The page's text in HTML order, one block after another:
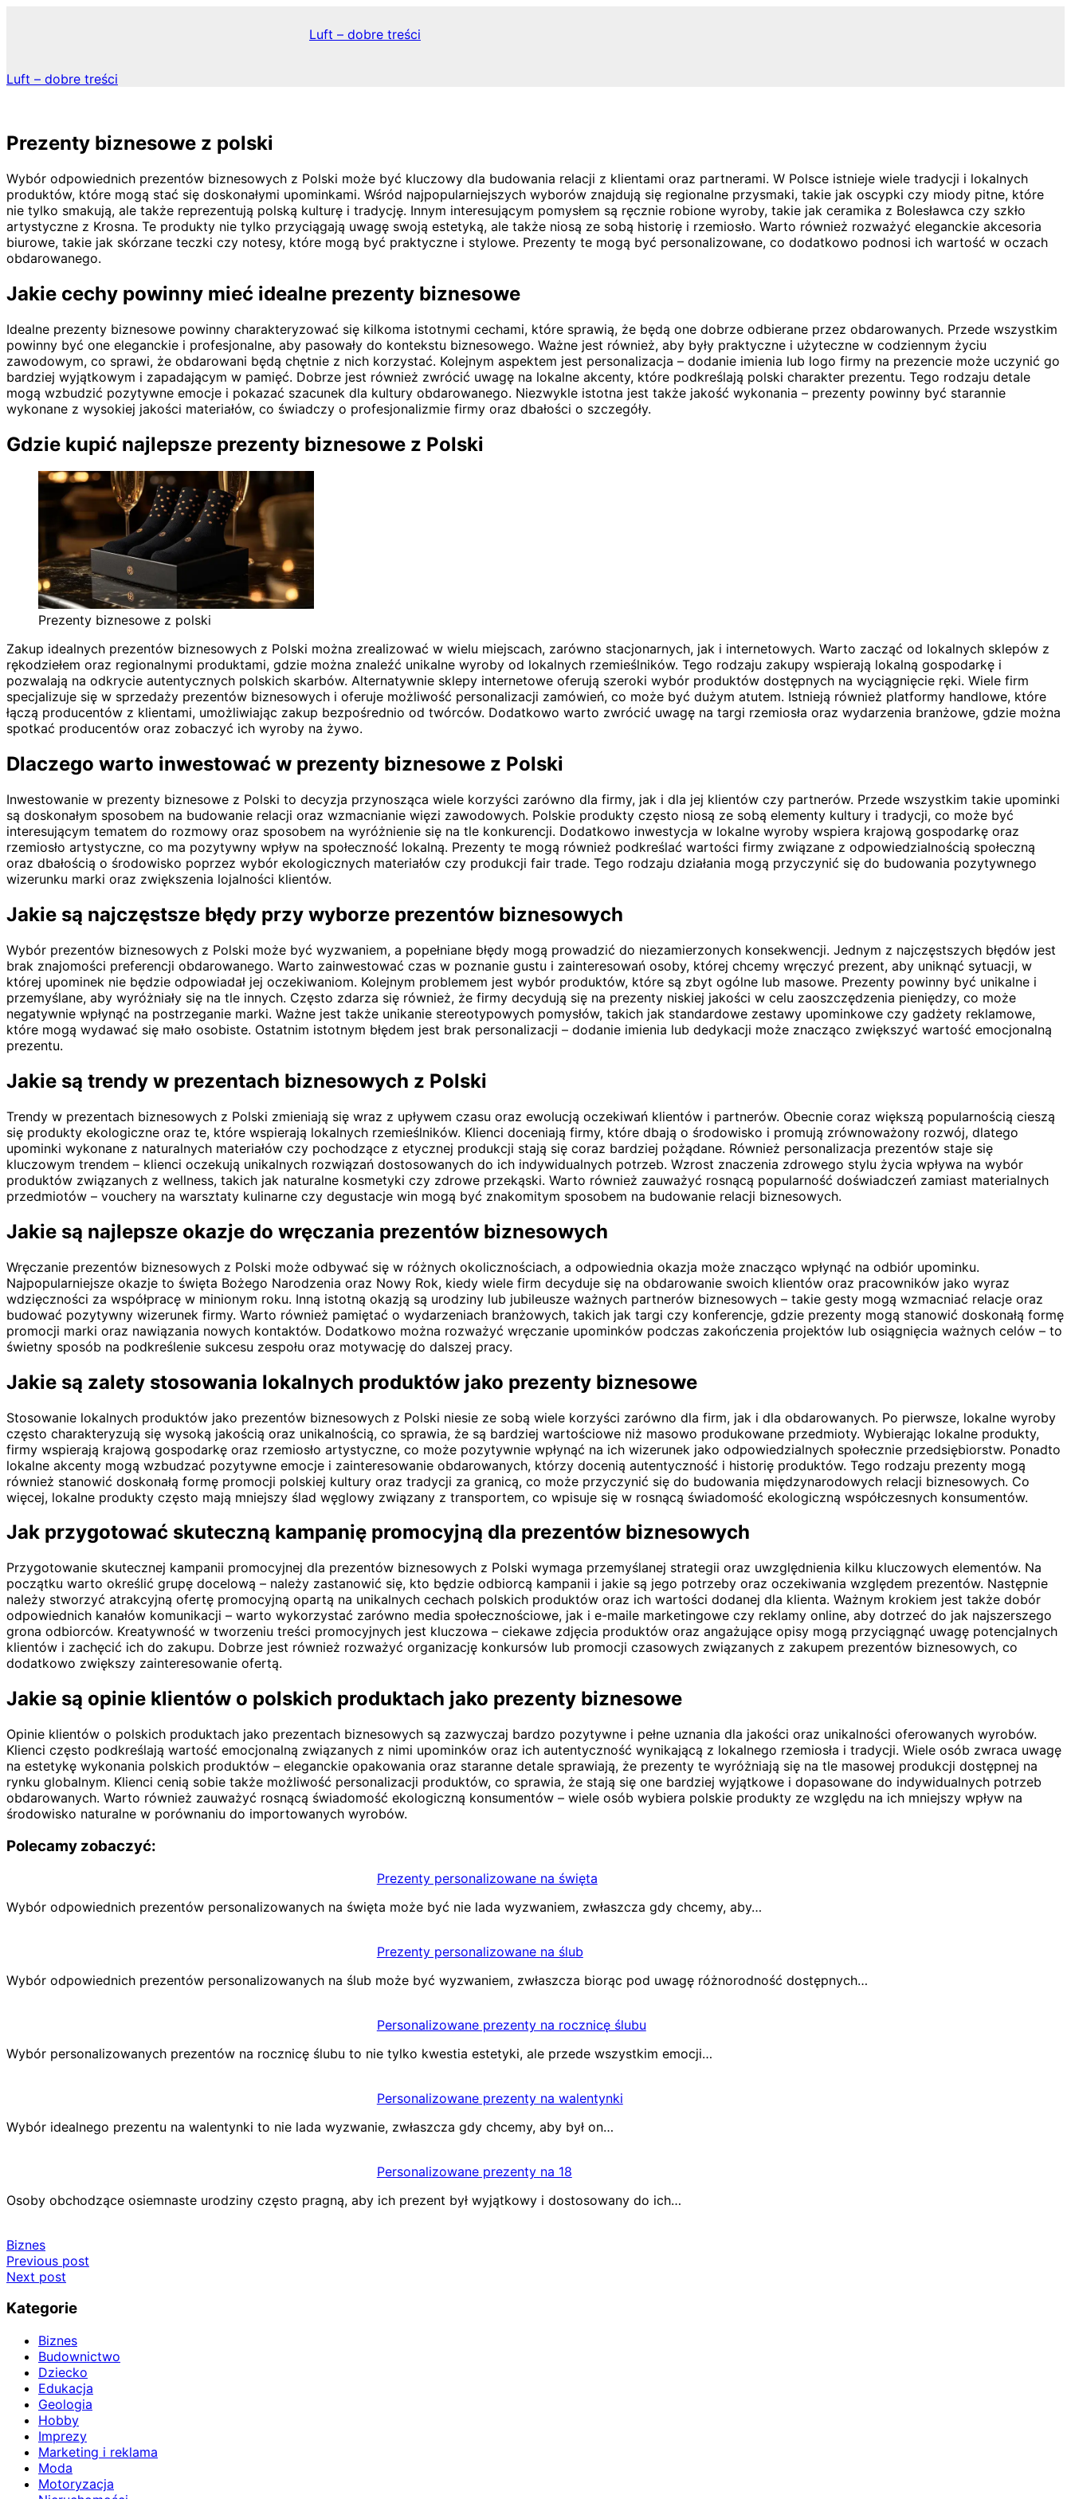
Luft – dobre treści
Luft – dobre treści
Prezenty biznesowe z polski
Wybór odpowiednich prezentów biznesowych z Polski może być kluczowy dla budowania relacji z klientami oraz partnerami. W Polsce istnieje wiele tradycji i lokalnych
produktów, które mogą stać się doskonałymi upominkami. Wśród najpopularniejszych wyborów znajdują się regionalne przysmaki, takie jak oscypki czy miody pitne, które
nie tylko smakują, ale także reprezentują polską kulturę i tradycję. Innym interesującym pomysłem są ręcznie robione wyroby, takie jak ceramika z Bolesławca czy szkło
artystyczne z Krosna. Te produkty nie tylko przyciągają uwagę swoją estetyką, ale także niosą ze sobą historię i rzemiosło. Warto również rozważyć eleganckie akcesoria
biurowe, takie jak skórzane teczki czy notesy, które mogą być praktyczne i stylowe. Prezenty te mogą być personalizowane, co dodatkowo podnosi ich wartość w oczach
obdarowanego.
Jakie cechy powinny mieć idealne prezenty biznesowe
Idealne prezenty biznesowe powinny charakteryzować się kilkoma istotnymi cechami, które sprawią, że będą one dobrze odbierane przez obdarowanych. Przede wszystkim
powinny być one eleganckie i profesjonalne, aby pasowały do kontekstu biznesowego. Ważne jest również, aby były praktyczne i użyteczne w codziennym życiu
zawodowym, co sprawi, że obdarowani będą chętnie z nich korzystać. Kolejnym aspektem jest personalizacja – dodanie imienia lub logo firmy na prezencie może uczynić go
bardziej wyjątkowym i zapadającym w pamięć. Dobrze jest również zwrócić uwagę na lokalne akcenty, które podkreślają polski charakter prezentu. Tego rodzaju detale
mogą wzbudzić pozytywne emocje i pokazać szacunek dla kultury obdarowanego. Niezwykle istotna jest także jakość wykonania – prezenty powinny być starannie
wykonane z wysokiej jakości materiałów, co świadczy o profesjonalizmie firmy oraz dbałości o szczegóły.
Gdzie kupić najlepsze prezenty biznesowe z Polski
Prezenty biznesowe z polski
Zakup idealnych prezentów biznesowych z Polski można zrealizować w wielu miejscach, zarówno stacjonarnych, jak i internetowych. Warto zacząć od lokalnych sklepów z
rękodziełem oraz regionalnymi produktami, gdzie można znaleźć unikalne wyroby od lokalnych rzemieślników. Tego rodzaju zakupy wspierają lokalną gospodarkę i
pozwalają na odkrycie autentycznych polskich skarbów. Alternatywnie sklepy internetowe oferują szeroki wybór produktów dostępnych na wyciągnięcie ręki. Wiele firm
specjalizuje się w sprzedaży prezentów biznesowych i oferuje możliwość personalizacji zamówień, co może być dużym atutem. Istnieją również platformy handlowe, które
łączą producentów z klientami, umożliwiając zakup bezpośrednio od twórców. Dodatkowo warto zwrócić uwagę na targi rzemiosła oraz wydarzenia branżowe, gdzie można
spotkać producentów oraz zobaczyć ich wyroby na żywo.
Dlaczego warto inwestować w prezenty biznesowe z Polski
Inwestowanie w prezenty biznesowe z Polski to decyzja przynosząca wiele korzyści zarówno dla firmy, jak i dla jej klientów czy partnerów. Przede wszystkim takie upominki
są doskonałym sposobem na budowanie relacji oraz wzmacnianie więzi zawodowych. Polskie produkty często niosą ze sobą elementy kultury i tradycji, co może być
interesującym tematem do rozmowy oraz sposobem na wyróżnienie się na tle konkurencji. Dodatkowo inwestycja w lokalne wyroby wspiera krajową gospodarkę oraz
rzemiosło artystyczne, co ma pozytywny wpływ na społeczność lokalną. Prezenty te mogą również podkreślać wartości firmy związane z odpowiedzialnością społeczną
oraz dbałością o środowisko poprzez wybór ekologicznych materiałów czy produkcji fair trade. Tego rodzaju działania mogą przyczynić się do budowania pozytywnego
wizerunku marki oraz zwiększenia lojalności klientów.
Jakie są najczęstsze błędy przy wyborze prezentów biznesowych
Wybór prezentów biznesowych z Polski może być wyzwaniem, a popełniane błędy mogą prowadzić do niezamierzonych konsekwencji. Jednym z najczęstszych błędów jest
brak znajomości preferencji obdarowanego. Warto zainwestować czas w poznanie gustu i zainteresowań osoby, której chcemy wręczyć prezent, aby uniknąć sytuacji, w
której upominek nie będzie odpowiadał jej oczekiwaniom. Kolejnym problemem jest wybór produktów, które są zbyt ogólne lub masowe. Prezenty powinny być unikalne i
przemyślane, aby wyróżniały się na tle innych. Często zdarza się również, że firmy decydują się na prezenty niskiej jakości w celu zaoszczędzenia pieniędzy, co może
negatywnie wpłynąć na postrzeganie marki. Ważne jest także unikanie stereotypowych pomysłów, takich jak standardowe zestawy upominkowe czy gadżety reklamowe,
które mogą wydawać się mało osobiste. Ostatnim istotnym błędem jest brak personalizacji – dodanie imienia lub dedykacji może znacząco zwiększyć wartość emocjonalną
prezentu.
Jakie są trendy w prezentach biznesowych z Polski
Trendy w prezentach biznesowych z Polski zmieniają się wraz z upływem czasu oraz ewolucją oczekiwań klientów i partnerów. Obecnie coraz większą popularnością cieszą
się produkty ekologiczne oraz te, które wspierają lokalnych rzemieślników. Klienci doceniają firmy, które dbają o środowisko i promują zrównoważony rozwój, dlatego
upominki wykonane z naturalnych materiałów czy pochodzące z etycznej produkcji stają się coraz bardziej pożądane. Również personalizacja prezentów staje się
kluczowym trendem – klienci oczekują unikalnych rozwiązań dostosowanych do ich indywidualnych potrzeb. Wzrost znaczenia zdrowego stylu życia wpływa na wybór
produktów związanych z wellness, takich jak naturalne kosmetyki czy zdrowe przekąski. Warto również zauważyć rosnącą popularność doświadczeń zamiast materialnych
przedmiotów – vouchery na warsztaty kulinarne czy degustacje win mogą być znakomitym sposobem na budowanie relacji biznesowych.
Jakie są najlepsze okazje do wręczania prezentów biznesowych
Wręczanie prezentów biznesowych z Polski może odbywać się w różnych okolicznościach, a odpowiednia okazja może znacząco wpłynąć na odbiór upominku.
Najpopularniejsze okazje to święta Bożego Narodzenia oraz Nowy Rok, kiedy wiele firm decyduje się na obdarowanie swoich klientów oraz pracowników jako wyraz
wdzięczności za współpracę w minionym roku. Inną istotną okazją są urodziny lub jubileusze ważnych partnerów biznesowych – takie gesty mogą wzmacniać relacje oraz
budować pozytywny wizerunek firmy. Warto również pamiętać o wydarzeniach branżowych, takich jak targi czy konferencje, gdzie prezenty mogą stanowić doskonałą formę
promocji marki oraz nawiązania nowych kontaktów. Dodatkowo można rozważyć wręczanie upominków podczas zakończenia projektów lub osiągnięcia ważnych celów – to
świetny sposób na podkreślenie sukcesu zespołu oraz motywację do dalszej pracy.
Jakie są zalety stosowania lokalnych produktów jako prezenty biznesowe
Stosowanie lokalnych produktów jako prezentów biznesowych z Polski niesie ze sobą wiele korzyści zarówno dla firm, jak i dla obdarowanych. Po pierwsze, lokalne wyroby
często charakteryzują się wysoką jakością oraz unikalnością, co sprawia, że są bardziej wartościowe niż masowo produkowane przedmioty. Wybierając lokalne produkty,
firmy wspierają krajową gospodarkę oraz rzemiosło artystyczne, co może pozytywnie wpłynąć na ich wizerunek jako odpowiedzialnych społecznie przedsiębiorstw. Ponadto
lokalne akcenty mogą wzbudzać pozytywne emocje i zainteresowanie obdarowanych, którzy docenią autentyczność i historię produktów. Tego rodzaju prezenty mogą
również stanowić doskonałą formę promocji polskiej kultury oraz tradycji za granicą, co może przyczynić się do budowania międzynarodowych relacji biznesowych. Co
więcej, lokalne produkty często mają mniejszy ślad węglowy związany z transportem, co wpisuje się w rosnącą świadomość ekologiczną współczesnych konsumentów.
Jak przygotować skuteczną kampanię promocyjną dla prezentów biznesowych
Przygotowanie skutecznej kampanii promocyjnej dla prezentów biznesowych z Polski wymaga przemyślanej strategii oraz uwzględnienia kilku kluczowych elementów. Na
początku warto określić grupę docelową – należy zastanowić się, kto będzie odbiorcą kampanii i jakie są jego potrzeby oraz oczekiwania względem prezentów. Następnie
należy stworzyć atrakcyjną ofertę promocyjną opartą na unikalnych cechach polskich produktów oraz ich wartości dodanej dla klienta. Ważnym krokiem jest także dobór
odpowiednich kanałów komunikacji – warto wykorzystać zarówno media społecznościowe, jak i e-maile marketingowe czy reklamy online, aby dotrzeć do jak najszerszego
grona odbiorców. Kreatywność w tworzeniu treści promocyjnych jest kluczowa – ciekawe zdjęcia produktów oraz angażujące opisy mogą przyciągnąć uwagę potencjalnych
klientów i zachęcić ich do zakupu. Dobrze jest również rozważyć organizację konkursów lub promocji czasowych związanych z zakupem prezentów biznesowych, co
dodatkowo zwiększy zainteresowanie ofertą.
Jakie są opinie klientów o polskich produktach jako prezenty biznesowe
Opinie klientów o polskich produktach jako prezentach biznesowych są zazwyczaj bardzo pozytywne i pełne uznania dla jakości oraz unikalności oferowanych wyrobów.
Klienci często podkreślają wartość emocjonalną związanych z nimi upominków oraz ich autentyczność wynikającą z lokalnego rzemiosła i tradycji. Wiele osób zwraca uwagę
na estetykę wykonania polskich produktów – eleganckie opakowania oraz staranne detale sprawiają, że prezenty te wyróżniają się na tle masowej produkcji dostępnej na
rynku globalnym. Klienci cenią sobie także możliwość personalizacji produktów, co sprawia, że stają się one bardziej wyjątkowe i dopasowane do indywidualnych potrzeb
obdarowanych. Warto również zauważyć rosnącą świadomość ekologiczną konsumentów – wiele osób wybiera polskie produkty ze względu na ich mniejszy wpływ na
środowisko naturalne w porównaniu do importowanych wyrobów.
Polecamy zobaczyć:
Prezenty personalizowane na święta
Wybór odpowiednich prezentów personalizowanych na święta może być nie lada wyzwaniem, zwłaszcza gdy chcemy, aby…
Prezenty personalizowane na ślub
Wybór odpowiednich prezentów personalizowanych na ślub może być wyzwaniem, zwłaszcza biorąc pod uwagę różnorodność dostępnych…
Personalizowane prezenty na rocznicę ślubu
Wybór personalizowanych prezentów na rocznicę ślubu to nie tylko kwestia estetyki, ale przede wszystkim emocji…
Personalizowane prezenty na walentynki
Wybór idealnego prezentu na walentynki to nie lada wyzwanie, zwłaszcza gdy chcemy, aby był on…
Personalizowane prezenty na 18
Osoby obchodzące osiemnaste urodziny często pragną, aby ich prezent był wyjątkowy i dostosowany do ich…
Biznes
Nawigacja
wpisu
Previous post
Next post
Kategorie
Biznes
Budownictwo
Dziecko
Edukacja
Geologia
Hobby
Imprezy
Marketing i reklama
Moda
Motoryzacja